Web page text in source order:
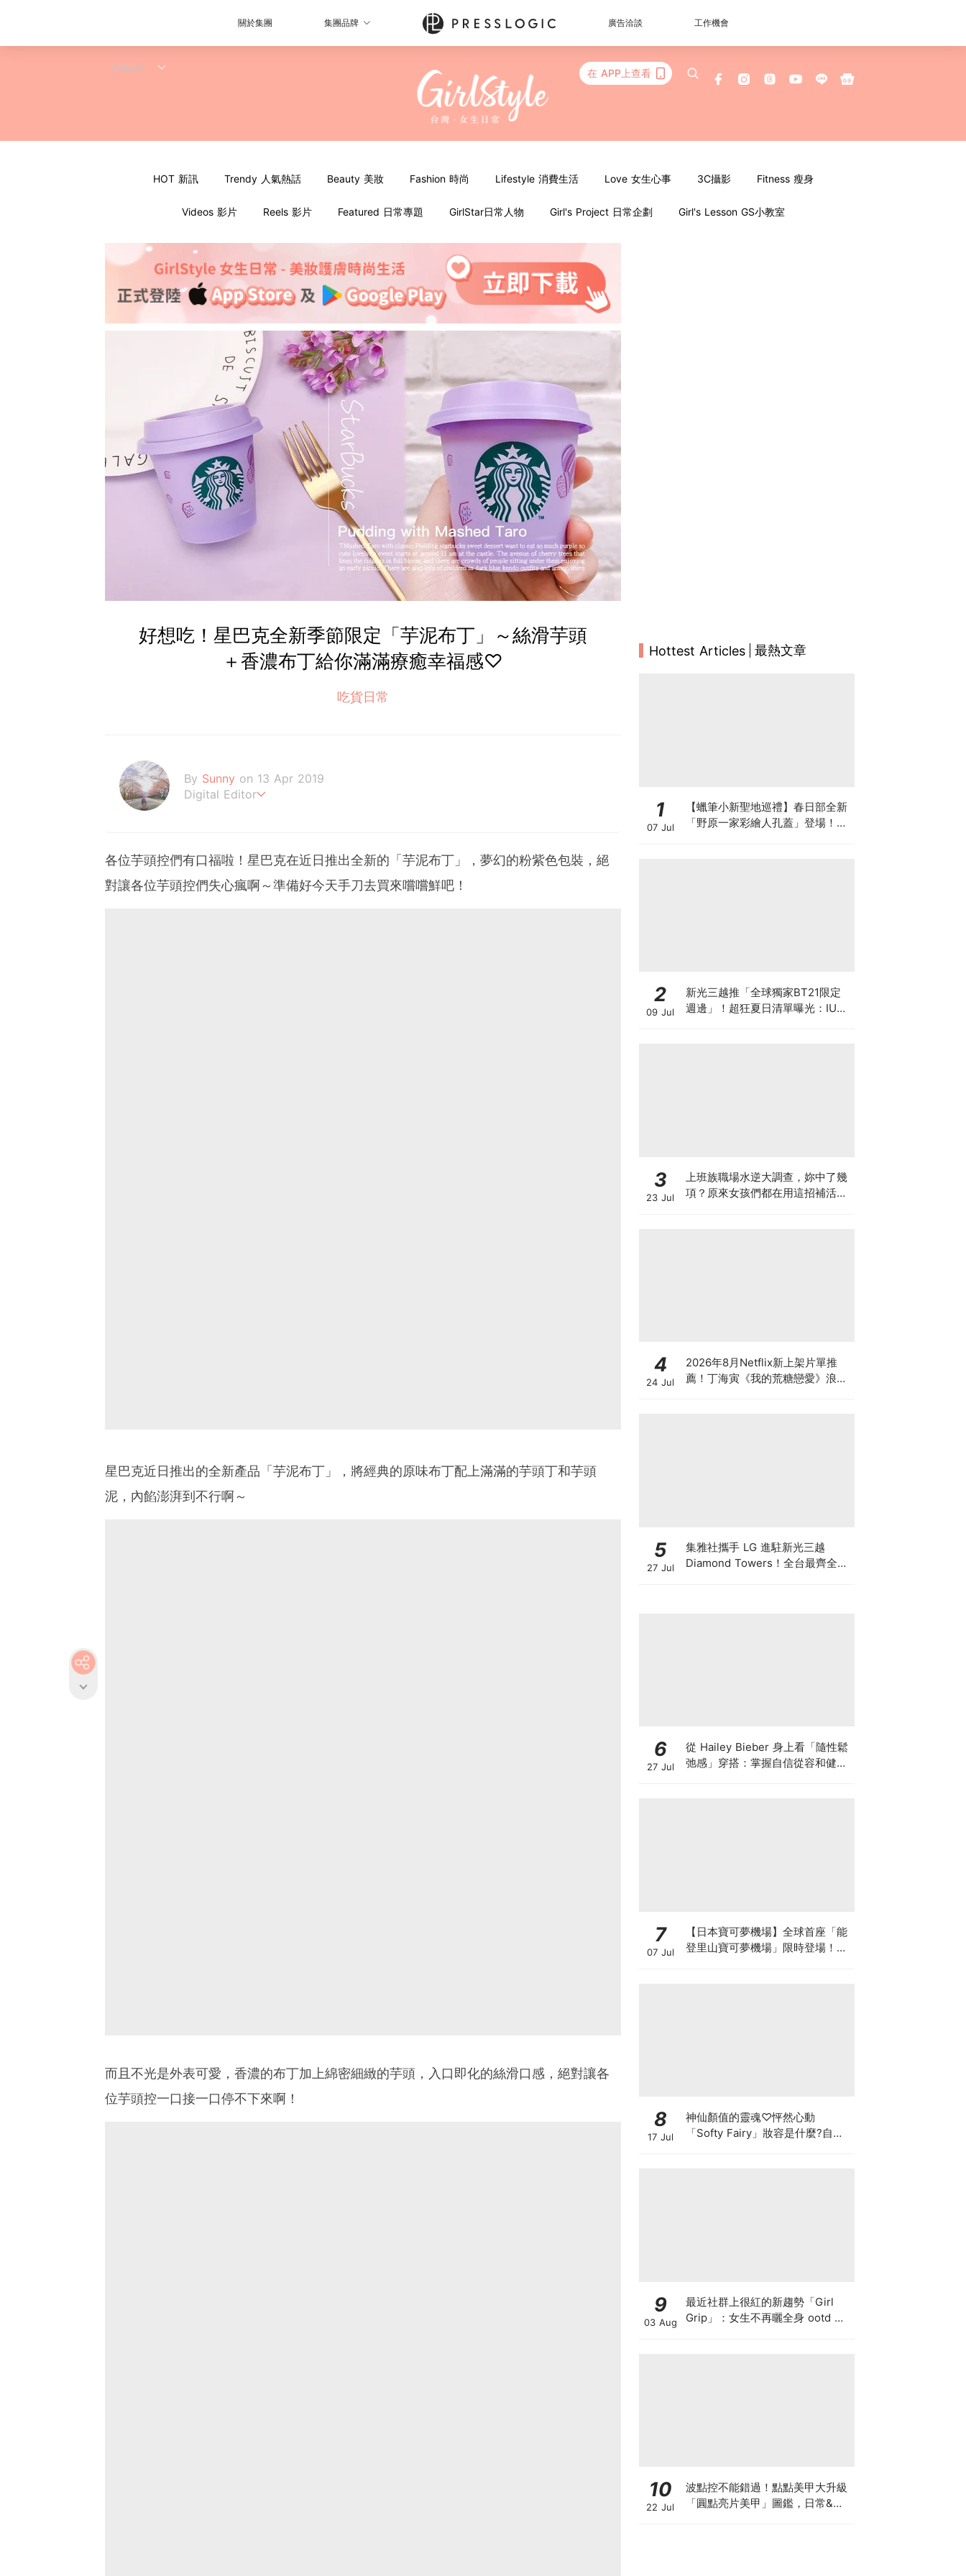
關於集團 集團品牌 廣告洽談 工作機會
在 APP上查看
HOT 新訊 Trendy 人氣熱話 Beauty 美妝 Fashion 時尚 Lifestyle 消費生活 Love 女生心事 3C攝影 Fitness 瘦身
Videos 影片 Reels 影片 Featured 日常專題 GirlStar日常人物 Girl's Project 日常企劃 Girl's Lesson GS小教室
好想吃！星巴克全新季節限定「芋泥布丁」～絲滑芋頭
＋香濃布丁給你滿滿療癒幸福感♡
吃貨日常
By Sunny on 13 Apr 2019
Digital Editor
各位芋頭控們有口福啦！星巴克在近日推出全新的「芋泥布丁」，夢幻的粉紫色包裝，絕
對讓各位芋頭控們失心瘋啊～準備好今天手刀去買來嚐嚐鮮吧！
星巴克近日推出的全新產品「芋泥布丁」，將經典的原味布丁配上滿滿的芋頭丁和芋頭
泥，內餡澎湃到不行啊～
而且不光是外表可愛，香濃的布丁加上綿密細緻的芋頭，入口即化的絲滑口感，絕對讓各
位芋頭控一口接一口停不下來啊！
Hottest Articles 最熱文章
1
07 Jul
【蠟筆小新聖地巡禮】春日部全新
「野原一家彩繪人孔蓋」登場！5
2
09 Jul
新光三越推「全球獨家BT21限定
週邊」！超狂夏日清單曝光：IU、
3
23 Jul
上班族職場水逆大調查，妳中了幾
項？原來女孩們都在用這招補活
4
24 Jul
2026年8月Netflix新上架片單推
薦！丁海寅《我的荒糖戀愛》浪漫
5
27 Jul
集雅社攜手 LG 進駐新光三越
Diamond Towers！全台最齊全
6
27 Jul
從 Hailey Bieber 身上看「隨性鬆
弛感」穿搭：掌握自信從容和健康
7
07 Jul
【日本寶可夢機場】全球首座「能
登里山寶可夢機場」限時登場！
8
17 Jul
神仙顏值的靈魂♡怦然心動
「Softy Fairy」妝容是什麼?自帶
9
03 Aug
最近社群上很紅的新趨勢「Girl
Grip」：女生不再曬全身 ootd 精
10
22 Jul
波點控不能錯過！點點美甲大升級
「圓點亮片美甲」圖鑑，日常&派